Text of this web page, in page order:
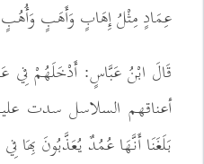
عِمَادٍ مِثْلُ إِهَابٍ وَأَهَبٍ
قَالَ ابْنُ عَبَّاسٍ: أَدْخَلَهُمْ فِي
أعناقهم السلاسل سدت
بَلَغَنَا أَنَّهَا عُمُدٌ يُعَذَّبُونَ بِهَا فِي